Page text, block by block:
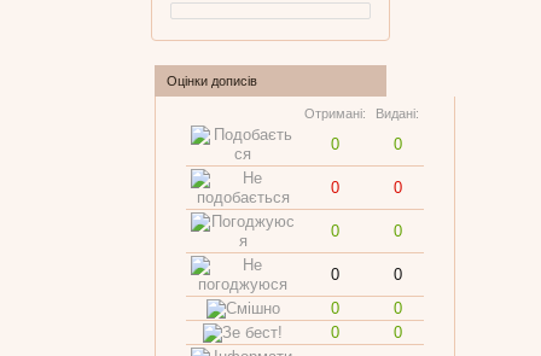
Оцінки дописів
Отримані: Видані:
0 0
0 0
0 0
0
0
0
0
0
0